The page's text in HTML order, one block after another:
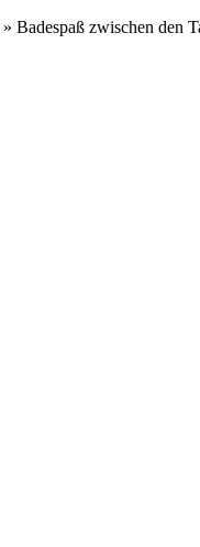
» Badespaß zwischen den